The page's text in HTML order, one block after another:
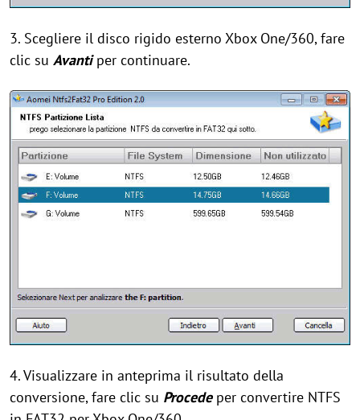
3. Scegliere il disco rigido esterno Xbox One/360, fare
clic su Avantiper continuare.
4. Visualizzare in anteprima il risultato della
conversione, fare clic su Procedeper convertire NTFS